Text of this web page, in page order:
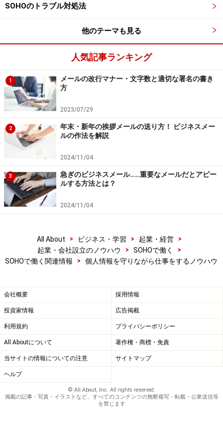
SOHOのトラブル対処法
他のテーマも見る
人気記事ランキング
1
メールの改行マナー・文字数と適切な署名の書き
方
2023/07/29
2
年末・新年の挨拶メールの送り方！ ビジネスメー
ルの作法を解説
2024/11/04
3
急ぎのビジネスメール……重要なメールだとアピー
ルする方法とは？
2024/11/04
All About > ビジネス・学習 > 起業・経営
>
起業・会社設立のノウハウ
> SOHOで働く
>
SOHOで働く関連情報
> 個人情報を守りながら仕事をするノウハウ
会社概要 採用情報
投資家情報 広告掲載
利用規約 プライバシーポリシー
All Aboutについて 著作権・商標・免責
当サイトの情報についての注意 サイトマップ
ヘルプ
© All About, Inc. All rights reserved.
掲載の記事・写真・イラストなど、すべてのコンテンツの無断複写・転載・公衆送信等
を禁じます